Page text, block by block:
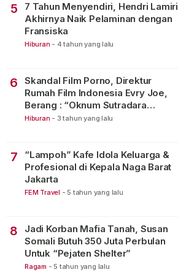
5
7 Tahun Menyendiri, Hendri Lamiri
Akhirnya Naik Pelaminan dengan
Fransiska
Hiburan - 4 tahun yang lalu
6
Skandal Film Porno, Direktur
Rumah Film Indonesia Evry Joe,
Berang : “Oknum Sutradara
Merusak Perfilman Indonesia”!
Hiburan - 3 tahun yang lalu
7
“Lampoh” Kafe Idola Keluarga &
Profesional di Kepala Naga Barat
Jakarta
FEM Travel - 5 tahun yang lalu
8
Jadi Korban Mafia Tanah, Susan
Somali Butuh 350 Juta Perbulan
Untuk “Pejaten Shelter”
Ragam - 5 tahun yang lalu